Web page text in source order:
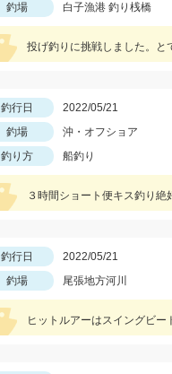
釣場
白子漁港 釣り桟橋
投げ釣りに挑戦しました。と
釣行日 2022/05/21
釣場
沖・オフショア
釣り方
船釣り
３時間ショート便キス釣り
釣行日 2022/05/21
釣場
尾張地方河川
ヒットルアーはスイングビー